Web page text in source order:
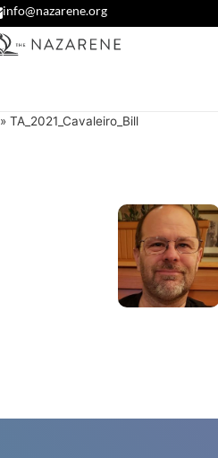
info@nazarene.org
» TA_2021_Cavaleiro_Bill